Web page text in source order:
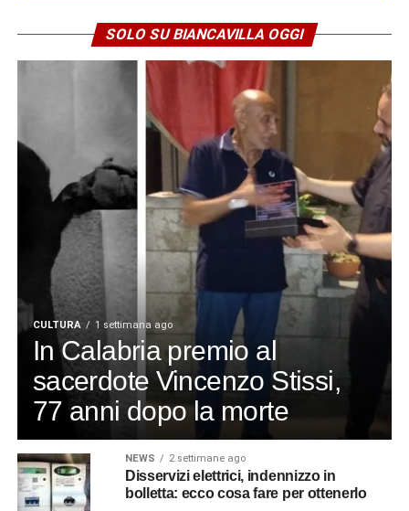
SOLO SU BIANCAVILLA OGGI
CULTURA 1 settimana ago
In Calabria premio al
sacerdote Vincenzo Stissi,
77 anni dopo la morte
NEWS 2 settimane ago
Disservizi elettrici, indennizzo in
bolletta: ecco cosa fare per ottenerlo